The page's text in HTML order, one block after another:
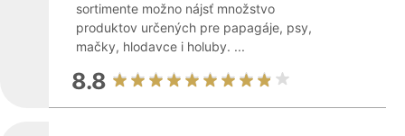
sortimente možno nájsť množstvo
produktov určených pre papagáje, psy,
mačky, hlodavce i holuby. ...
8.8